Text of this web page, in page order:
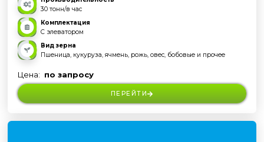
30 тонн/в час
Комплектация
С элеватором
Вид зерна
Пшеница, кукуруза, ячмень, рожь, овес, бобовые и прочее
Цена: по запросу
ПЕРЕЙТИ